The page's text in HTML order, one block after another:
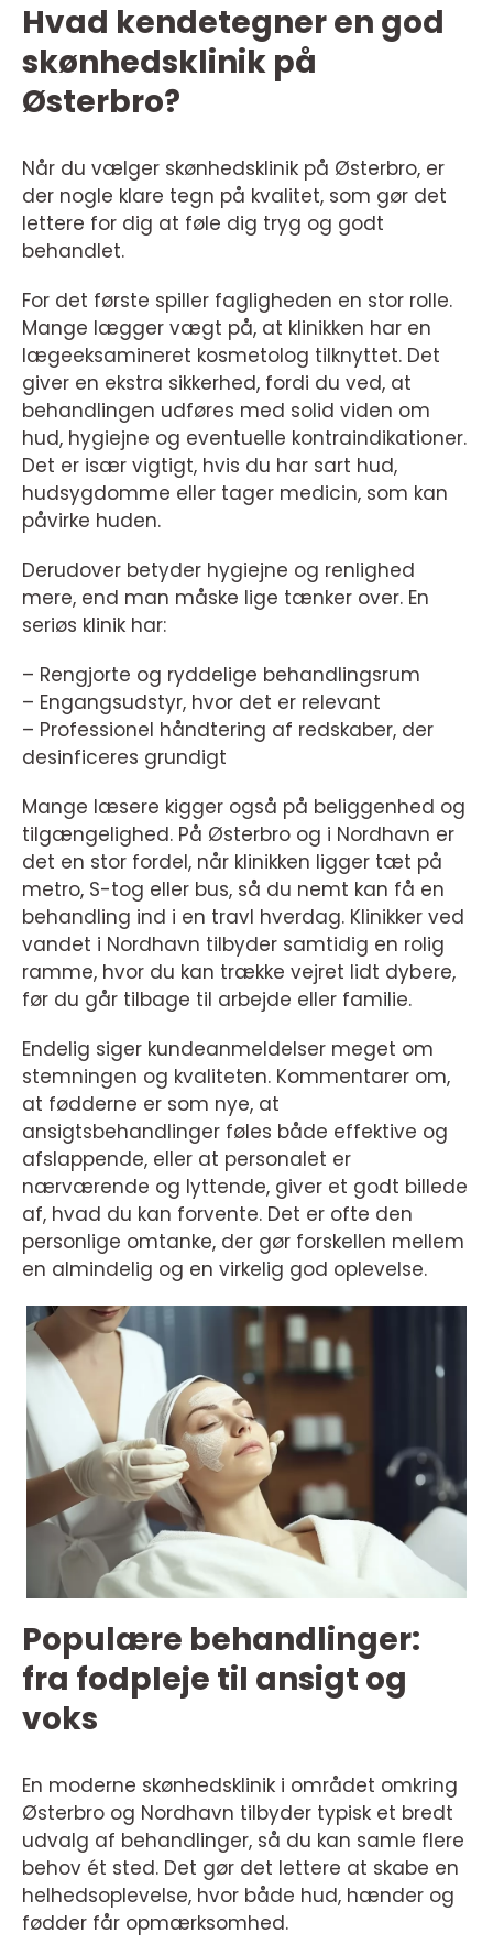
Hvad kendetegner en god
skønhedsklinik på
Østerbro?
Når du vælger skønhedsklinik på Østerbro, er
der nogle klare tegn på kvalitet, som gør det
lettere for dig at føle dig tryg og godt
behandlet.
For det første spiller fagligheden en stor rolle.
Mange lægger vægt på, at klinikken har en
lægeeksamineret kosmetolog tilknyttet. Det
giver en ekstra sikkerhed, fordi du ved, at
behandlingen udføres med solid viden om
hud, hygiejne og eventuelle kontraindikationer.
Det er især vigtigt, hvis du har sart hud,
hudsygdomme eller tager medicin, som kan
påvirke huden.
Derudover betyder hygiejne og renlighed
mere, end man måske lige tænker over. En
seriøs klinik har:
– Rengjorte og ryddelige behandlingsrum
– Engangsudstyr, hvor det er relevant
– Professionel håndtering af redskaber, der
desinficeres grundigt
Mange læsere kigger også på beliggenhed og
tilgængelighed. På Østerbro og i Nordhavn er
det en stor fordel, når klinikken ligger tæt på
metro, S-tog eller bus, så du nemt kan få en
behandling ind i en travl hverdag. Klinikker ved
vandet i Nordhavn tilbyder samtidig en rolig
ramme, hvor du kan trække vejret lidt dybere,
før du går tilbage til arbejde eller familie.
Endelig siger kundeanmeldelser meget om
stemningen og kvaliteten. Kommentarer om,
at fødderne er som nye, at
ansigtsbehandlinger føles både effektive og
afslappende, eller at personalet er
nærværende og lyttende, giver et godt billede
af, hvad du kan forvente. Det er ofte den
personlige omtanke, der gør forskellen mellem
en almindelig og en virkelig god oplevelse.
Populære behandlinger:
fra fodpleje til ansigt og
voks
En moderne skønhedsklinik i området omkring
Østerbro og Nordhavn tilbyder typisk et bredt
udvalg af behandlinger, så du kan samle flere
behov ét sted. Det gør det lettere at skabe en
helhedsoplevelse, hvor både hud, hænder og
fødder får opmærksomhed.